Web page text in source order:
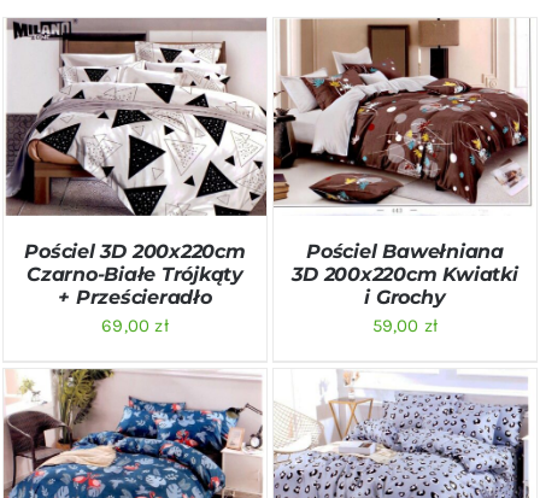
DODAJ DO KOSZYKA
/
SZCZEGÓŁY
Pościel 3D 200x220cm
Czarno-Białe Trójkąty
+ Prześcieradło
69,00zł
DODAJ DO KOSZYKA
/
SZCZEGÓŁY
Pościel Bawełniana
3D 200x220cm Kwiatki
i Grochy
59,00 zł
DODAJ DO KOSZYKA
/
SZCZEGÓŁY
DODAJ DO KOSZYKA
/
SZCZEGÓŁY